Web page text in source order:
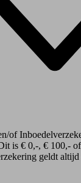
of
is € 0,-, € 100,-
geldt altijd